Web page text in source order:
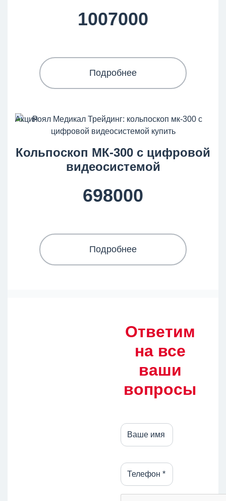
1007000
Подробнее
Акция
Кольпоскоп МК-300 с цифровой
видеосистемой
698000
Подробнее
Ответим
на все
ваши
вопросы